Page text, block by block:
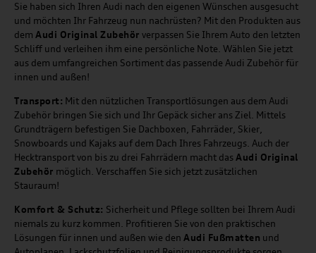
Sie haben sich Ihren Audi nach den eigenen Wünschen ausgesucht
und möchten Ihr Fahrzeug nun nachrüsten? Mit den Produkten aus
dem Audi Original Zubehör verpassen Sie Ihrem Auto den letzten
Schliff und verleihen ihm eine persönliche Note. Wählen Sie jetzt
aus dem umfangreichen Sortiment das passende Audi Zubehör für
innen und außen!
Transport: Mit den nützlichen Transportlösungen aus dem Audi
Zubehör bringen Sie sich und Ihr Gepäck sicher ans Ziel. Mittels
Grundträgern befestigen Sie Dachboxen, Fahrräder, Skier,
Snowboards und Kajaks auf dem Dach Ihres Fahrzeugs. Auch der
Hecktransport von bis zu drei Fahrrädern macht das Audi Original
Zubehör möglich. Verschaffen Sie sich jetzt zusätzlichen
Stauraum!
Komfort & Schutz: Sicherheit und Pflege sollten bei Ihrem Audi
niemals zu kurz kommen. Profitieren Sie von den praktischen
Lösungen für innen und außen wie den Audi Fußmatten und